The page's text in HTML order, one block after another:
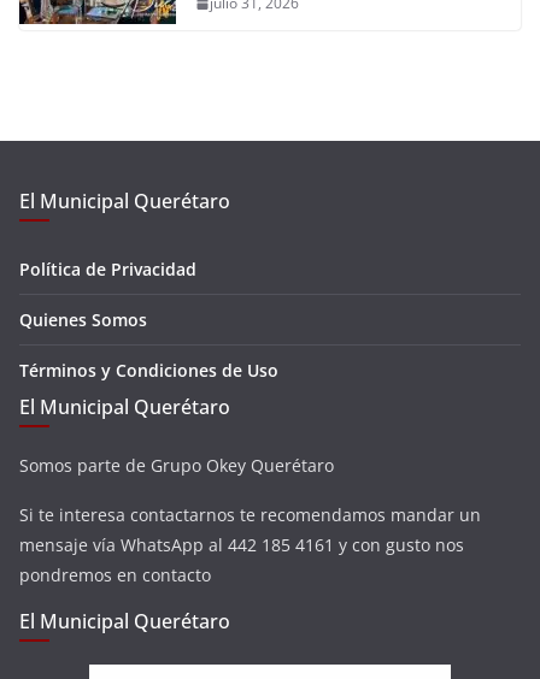
El Municipal Querétaro
Política de Privacidad
Quienes Somos
Términos y Condiciones de Uso
El Municipal Querétaro
Somos parte de Grupo Okey Querétaro
Si te interesa contactarnos te recomendamos mandar un
mensaje vía WhatsApp al 442 185 4161 y con gusto nos
pondremos en contacto
El Municipal Querétaro